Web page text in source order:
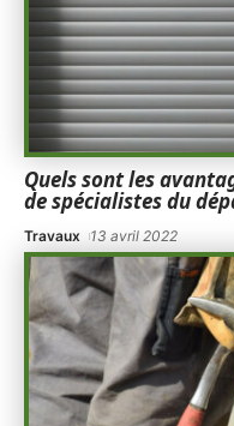
Quels sont les
de spécialistes du
Travaux 13 avril 2022